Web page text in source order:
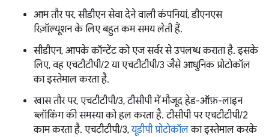
आम तौर पर, सीडीएन सेवा देने वाली कंपनियां, डीएनएस
रिज़ॉल्यूशन के लिए बहुत कम समय लेती हैं.
सीडीएन, आपके कॉन्टेंट को एज सर्वर से उपलब्ध कराता है. इसके
लिए, वह एचटीटीपी/2 या एचटीटीपी/3 जैसे आधुनिक प्रोटोकॉल
का इस्तेमाल करता है.
खास तौर पर, एचटीटीपी/3, टीसीपी में मौजूद हेड-ऑफ़-लाइन
ब्लॉकिंग की समस्या को हल करता है. टीसीपी पर एचटीटीपी/2
काम करता है. एचटीटीपी/3,यूडीपी प्रोटोकॉलका इस्तेमाल करके